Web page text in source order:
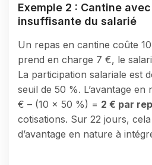
Exemple 2 : Cantine
insuffisante du salarié
Un repas en cantine coûte
prend en charge 7 €, le
La participation salariale est
seuil de 50 %. L’avantage en
€ – (10 × 50 %) = 2 € par
cotisations. Sur 22 jours,
d’avantage en nature à